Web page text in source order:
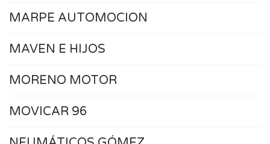
MARPE AUTOMOCION
MAVEN E HIJOS
MORENO MOTOR
MOVICAR 96